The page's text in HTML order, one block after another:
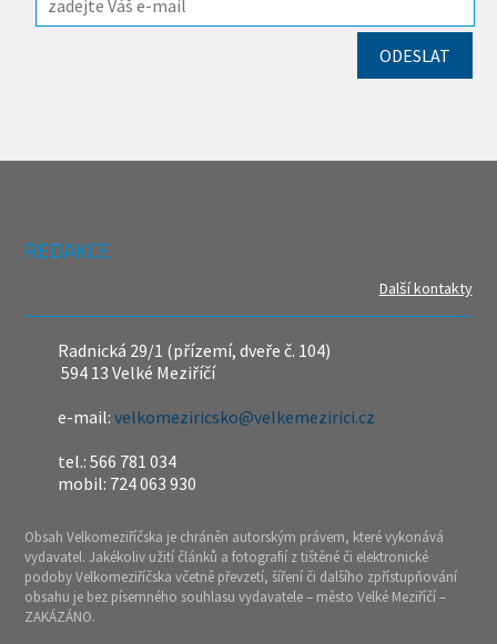
REDAKCE
Další kontakty
Radnická 29/1 (přízemí, dveře č. 104)
594 13 Velké Meziříčí
e-mail:velkomeziricsko@velkemezirici.cz
tel.: 566 781 034
mobil: 724 063 930
Obsah Velkomeziříčska je chráněn autorským právem, které vykonává
vydavatel. Jakékoliv užití článků a fotografií z tištěné či elektronické
podoby Velkomeziříčska včetně převzetí, šíření či dalšího zpřístupňování
obsahu je bez písemného souhlasu vydavatele – město Velké Meziříčí –
ZAKÁZÁNO.